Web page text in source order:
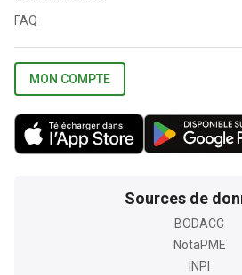
FAQ
MON COMPTE
Sources de
BODACC
NotaPME
INPI